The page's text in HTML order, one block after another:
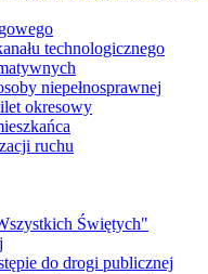
technologicznego
niepełnosprawnej
okresowy
ruchu
Świętych"
do drogi publicznej